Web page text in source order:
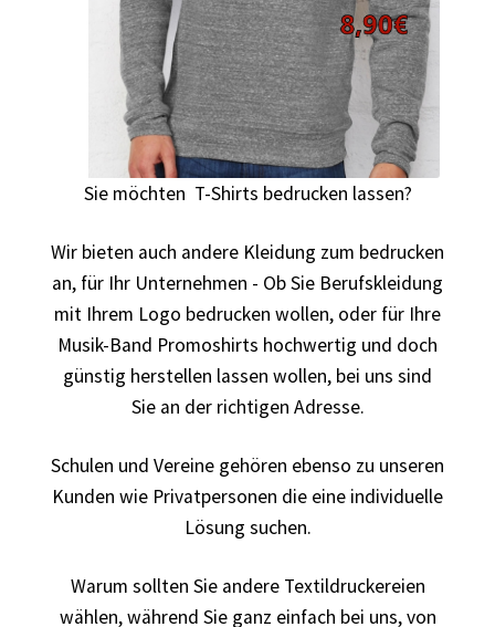
Arbeitskleidung bedrucken Schwerin – Firmenlogo
Arbeitskleidung BEDRUCKEN Sindelfingen /
Berufsbekleidung
Arbeitskleidung BEDRUCKEN STUTTGART /
Arbeitskleidung BEDRUCKEN WAIBLINGEN /
Berufsbekleidung
Arbeitskleidung bedrucken Wilhelmshaven – Firmenlogo
Arbeitskleidung bedrucken Wolfsburg – Firmenlogo
Arbeitspullover bedrucken
Arbeitsshirts bedrucken – Arbeitskleidung
Ärzte T Shirts Kaufen – Motive selber gestalten und
Sie möchten T-Shirts bedrucken lassen?
Wir bieten auch andere Kleidung zum bedrucken
an, für Ihr Unternehmen - Ob Sie Berufskleidung
mit Ihrem Logo bedrucken wollen, oder für Ihre
Musik-Band Promoshirts hochwertig und doch
günstig herstellen lassen wollen, bei uns sind
Sie an der richtigen Adresse.
Schulen und Vereine gehören ebenso zu unseren
Kunden wie Privatpersonen die eine individuelle
Lösung suchen.
Warum sollten Sie andere Textildruckereien
wählen, während Sie ganz einfach bei uns, von